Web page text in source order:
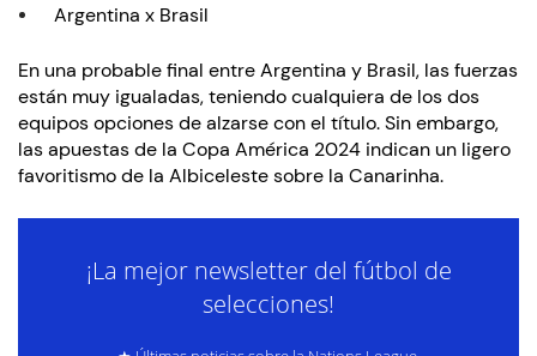
Argentina x Brasil
En una probable final entre Argentina y Brasil, las fuerzas
están muy igualadas, teniendo cualquiera de los dos
equipos opciones de alzarse con el título. Sin embargo,
las apuestas de la Copa América 2024 indican un ligero
favoritismo de la Albiceleste sobre la Canarinha.